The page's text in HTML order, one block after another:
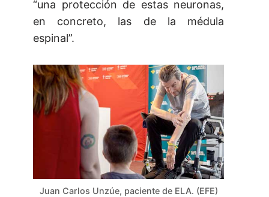
“una protección de estas neuronas,
en concreto, las de la médula
espinal”.
Juan Carlos Unzúe, paciente de ELA. (EFE)